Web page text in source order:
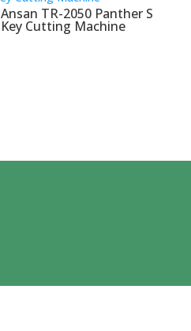
Ansan TR-2050 Panther S
Key Cutting Machine